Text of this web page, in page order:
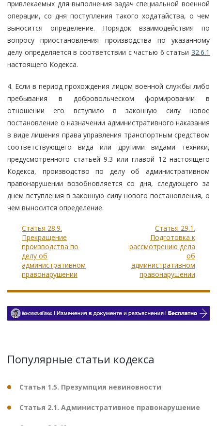
привлекаемых для выполнения задач специальной военной
операции, со дня поступления такого ходатайства, о чем
выносится определение. Порядок взаимодействия по
вопросу приостановления производства по указанному
делу определяется в соответствии с частью 6 статьи 32.6.1
настоящего Кодекса.
4. Если в период прохождения лицом военной службы либо
пребывания в добровольческом формировании в
отношении его вступило в законную силу новое
постановление о назначении административного наказания
в виде лишения права управления транспортным средством
соответствующего вида или другими видами техники,
предусмотренного статьей 9.3 или главой 12 настоящего
Кодекса, производство по делу об административном
правонарушении возобновляется со дня, следующего за
днем вступления в законную силу нового постановления, о
чем выносится определение.
Статья 28.9.
Прекращение
производства по
делу об
административном
правонарушении
Статья 29.1.
Подготовка к
рассмотрению дела
об
административном
правонарушении
Популярные статьи кодекса
Статья 1.5. Презумпция невиновности
Статья 2.1. Административное правонарушение